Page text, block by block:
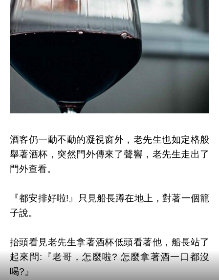
酒客仍一動不動的凝視窗外，老先生也如定格般
舉著酒杯，突然門外傳來了聲響，老先生走出了
門外查看。
『都安排好啦!』只見船長蹲在地上，對著一個籠
子說。
抬頭看見老先生拿著酒杯低頭看著他，船長站了
起來問:『老哥，怎麼啦? 怎麼拿著酒一口都沒
喝?』